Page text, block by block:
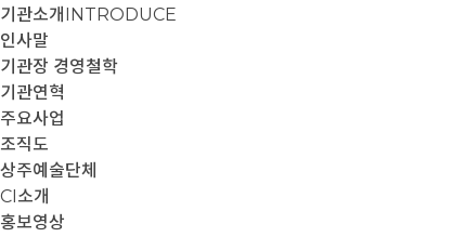
기관소개 INTRODUCE
인사말
기관장 경영철학
기관연혁
주요사업
조직도
상주예술단체
CI소개
홍보영상